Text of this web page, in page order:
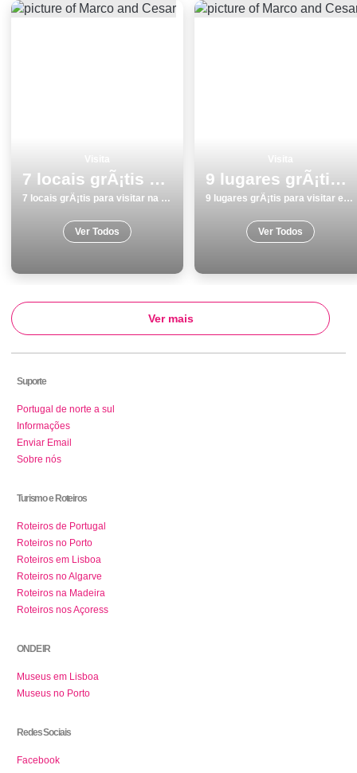
7 locais grÃ¡tis para visitar na Guarda
7 locais grÃ¡tis para visitar na Guarda
Ver Todos
9 lugares grÃ¡tis para visitar em Beja
9 lugares grÃ¡tis para visitar em Beja
Ver Todos
Ver mais
Suporte
Portugal de norte a sul
Informações
Enviar Email
Sobre nós
Turismo e Roteiros
Roteiros de Portugal
Roteiros no Porto
Roteiros em Lisboa
Roteiros no Algarve
Roteiros na Madeira
Roteiros nos Açoress
ONDE IR
Museus em Lisboa
Museus no Porto
Redes Sociais
Facebook